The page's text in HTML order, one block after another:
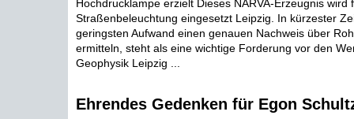
Hochdrucklampe erzielt Dieses NARVA-Erzeugnis wird
Straßenbeleuchtung eingesetzt Leipzig. In kürzester
geringsten Aufwand einen genauen Nachweis über
ermitteln, steht als eine wichtige Forderung vor den
Geophysik Leipzig ...
Ehrendes Gedenken für Egon